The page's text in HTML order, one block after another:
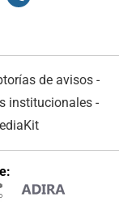
de avisos -
institucionales -